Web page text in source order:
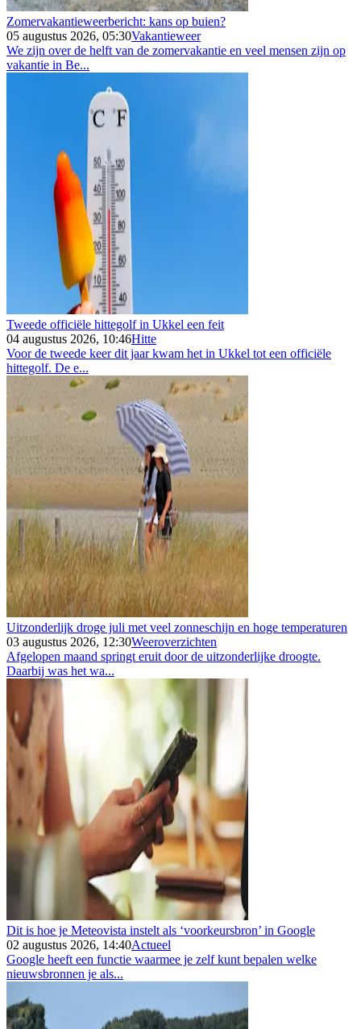
Zomervakantieweerbericht: kans op buien?
05 augustus 2026, 05:30Vakantieweer
We zijn over de helft van de zomervakantie en veel mensen zijn op
vakantie in Be...
Tweede officiële hittegolf in Ukkel een feit
04 augustus 2026, 10:46Hitte
Voor de tweede keer dit jaar kwam het in Ukkel tot een officiële
hittegolf. De e...
Uitzonderlijk droge juli met veel zonneschijn en hoge temperaturen
03 augustus 2026, 12:30Weeroverzichten
Afgelopen maand springt eruit door de uitzonderlijke droogte.
Daarbij was het wa...
Dit is hoe je Meteovista instelt als ‘voorkeursbron’ in Google
02 augustus 2026, 14:40Actueel
Google heeft een functie waarmee je zelf kunt bepalen welke
nieuwsbronnen je als...